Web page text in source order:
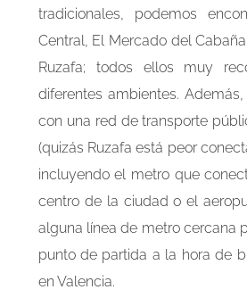
tradicionales, podemos
Central, El Mercado del
Ruzafa; todos ellos muy
diferentes ambientes.
con una red de transporte
(quizás Ruzafa está peor
incluyendo el metro que
centro de la ciudad o el
alguna línea de metro cercana
punto de partida a la hora de
en Valencia.